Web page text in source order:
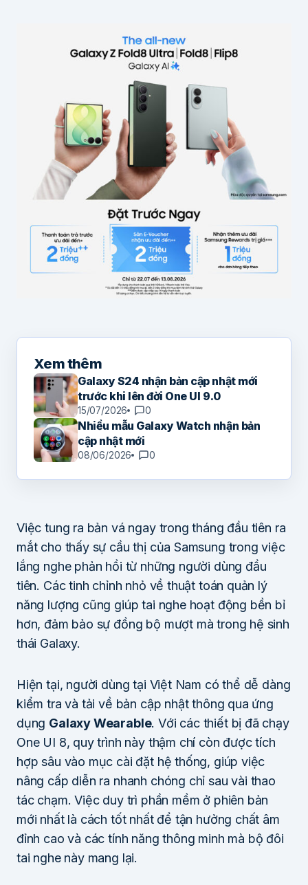
Xem thêm
Galaxy S24 nhận bản cập nhật mới
trước khi lên đời One UI 9.0
15/07/2026 0
Nhiều mẫu Galaxy Watch nhận bản
cập nhật mới
08/06/2026 0
Việc tung ra bản vá ngay trong tháng đầu tiên ra
mắt cho thấy sự cầu thị của Samsung trong việc
lắng nghe phản hồi từ những người dùng đầu
tiên. Các tinh chỉnh nhỏ về thuật toán quản lý
năng lượng cũng giúp tai nghe hoạt động bền bỉ
hơn, đảm bảo sự đồng bộ mượt mà trong hệ sinh
thái Galaxy.
Hiện tại, người dùng tại Việt Nam có thể dễ dàng
kiểm tra và tải về bản cập nhật thông qua ứng
dụng Galaxy Wearable. Với các thiết bị đã chạy
One UI 8, quy trình này thậm chí còn được tích
hợp sâu vào mục cài đặt hệ thống, giúp việc
nâng cấp diễn ra nhanh chóng chỉ sau vài thao
tác chạm. Việc duy trì phần mềm ở phiên bản
mới nhất là cách tốt nhất để tận hưởng chất âm
đỉnh cao và các tính năng thông minh mà bộ đôi
tai nghe này mang lại.